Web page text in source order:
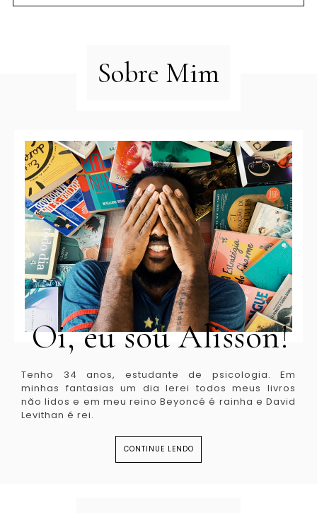
Sobre Mim
Oi, eu sou Alisson!
Tenho 34 anos, estudante de psicologia. Em
minhas fantasias um dia lerei todos meus livros
não lidos e em meu reino Beyoncé é rainha e David
Levithan é rei.
CONTINUE LENDO